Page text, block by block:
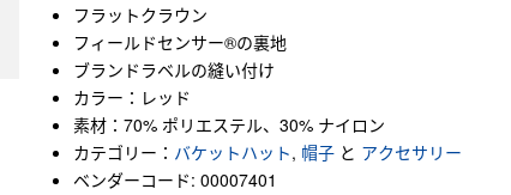
フラットクラウン
フィールドセンサー®︎の裏地
ブランドラベルの縫い付け
カラー：レッド
素材：70% ポリエステル、30% ナイロン
カテゴリー： バケットハット, 帽子 と アクセサリー
ベンダーコード: 00007401